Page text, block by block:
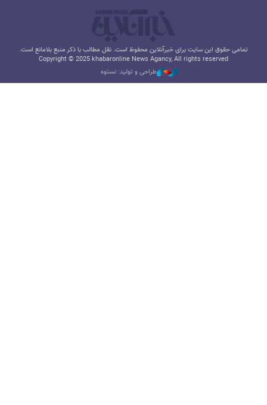
تمامی حقوق این سایت برای خبرآنلاین محفوظ است. نقل مطالب با ذکر منبع بلامانع است.
Copyright © 2025 khabaronline News Agancy, All rights reserved
طراحی و تولید: نستوه